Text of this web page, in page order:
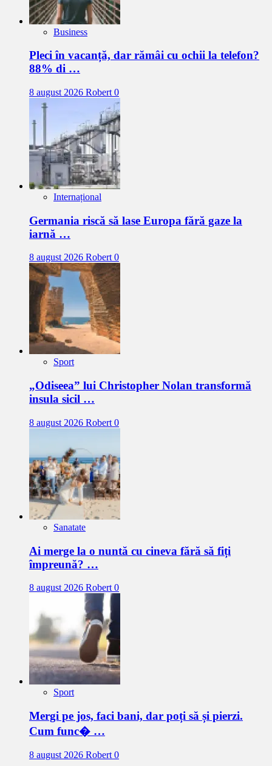
Business
Pleci în vacanță, dar rămâi cu ochii la telefon?
88% di …
8 august 2026 Robert 0
Internațional
Germania riscă să lase Europa fără gaze la
iarnă …
8 august 2026 Robert0
Sport
„Odiseea” lui Christopher Nolan transformă
insula sicil …
8 august 2026 Robert 0
Sanatate
Ai merge la o nuntă cu cineva fără să fiți
împreună? …
8 august 2026 Robert 0
Sport
Mergi pe jos, faci bani, dar poți să și pierzi.
Cum func� …
8 august 2026 Robert 0